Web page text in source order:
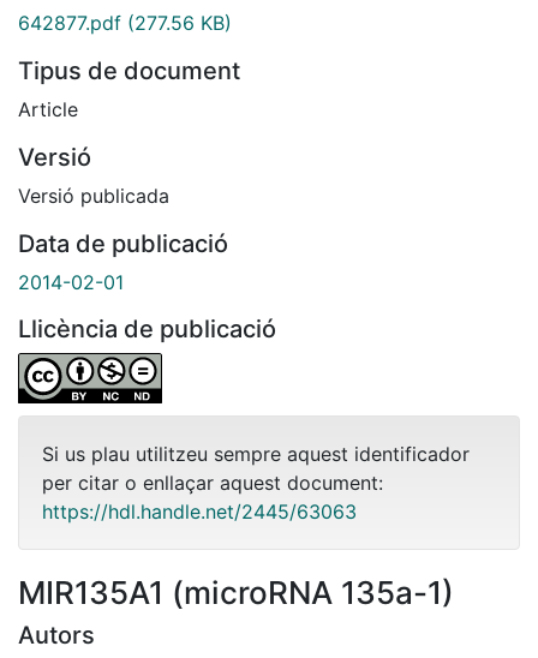
642877.pdf (277.56 KB)
Tipus de document
Article
Versió
Versió publicada
Data de publicació
2014-02-01
Llicència de publicació
Si us plau utilitzeu sempre aquest identificador
per citar o enllaçar aquest document:
https://hdl.handle.net/2445/63063
MIR135A1 (microRNA 135a-1)
Autors